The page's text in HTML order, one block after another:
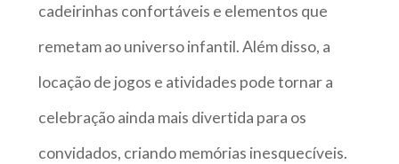
cadeirinhas confortáveis e elementos que
remetam ao universo infantil. Além disso, a
locação de jogos e atividades pode tornar a
celebração ainda mais divertida para os
convidados, criando memórias inesquecíveis.